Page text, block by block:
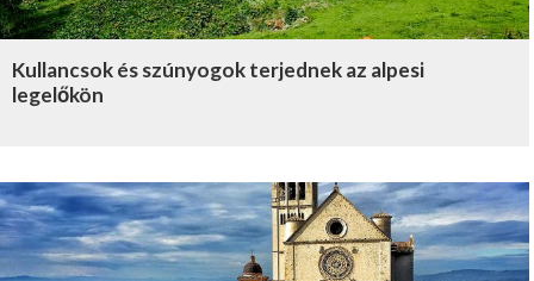
VÁROS
HEGYCSÚCS
KULTÚRA
Kullancsok és szúnyogok terjednek az alpesi
legelőkön